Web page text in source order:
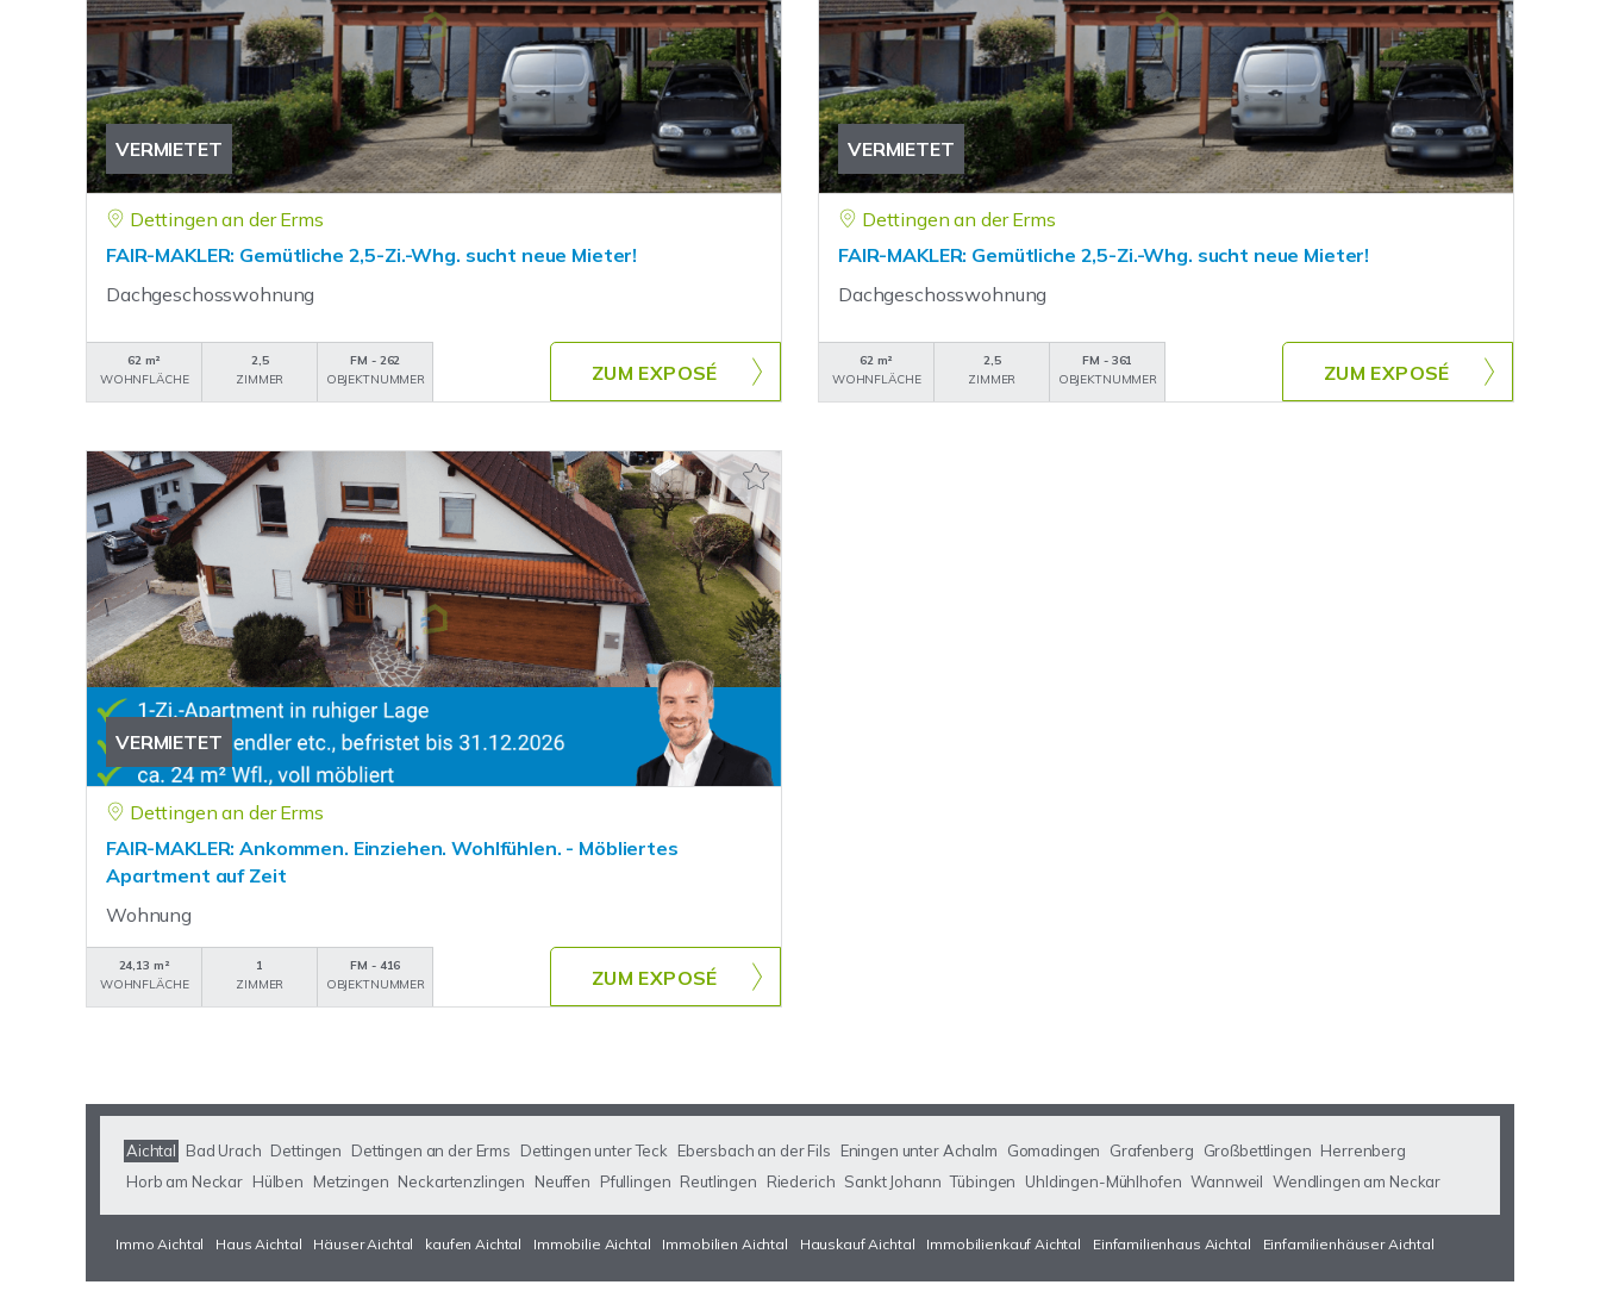
VERMIETET
Dettingen an der Erms
FAIR-MAKLER: Gemütliche 2,5-Zi.-Whg. sucht neue Mieter!
Dachgeschosswohnung
62 m²
WOHNFLÄCHE
2,5
ZIMMER
FM - 262
OBJEKTNUMMER
ZUM EXPOSÉ
VERMIETET
Dettingen an der Erms
FAIR-MAKLER: Gemütliche 2,5-Zi.-Whg. sucht neue Mieter!
Dachgeschosswohnung
62 m²
WOHNFLÄCHE
2,5
ZIMMER
FM - 361
OBJEKTNUMMER
ZUM EXPOSÉ
VERMIETET
Dettingen an der Erms
FAIR-MAKLER: Ankommen. Einziehen. Wohlfühlen. - Möbliertes
Apartment auf Zeit
Wohnung
24,13 m²
WOHNFLÄCHE
1
ZIMMER
FM - 416
OBJEKTNUMMER
ZUM EXPOSÉ
Aichtal Bad Urach Dettingen Dettingen an der Erms Dettingen unter Teck Ebersbach an der Fils Eningen unter Achalm Gomadingen Grafenberg Großbettlingen Herrenberg
Horb am Neckar Hülben Metzingen Neckartenzlingen Neuffen Pfullingen Reutlingen Riederich Sankt Johann Tübingen Uhldingen-Mühlhofen Wannweil Wendlingen am Neckar
Immo Aichtal Haus Aichtal Häuser Aichtal kaufen Aichtal Immobilie Aichtal Immobilien Aichtal Hauskauf Aichtal Immobilienkauf Aichtal Einfamilienhaus Aichtal Einfamilienhäuser Aichtal